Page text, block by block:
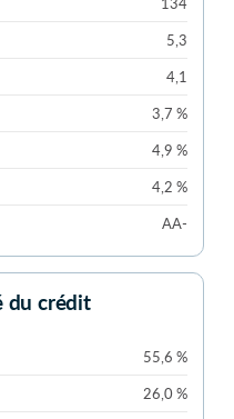
5,3
4,1
3,7 %
4,9 %
4,2 %
AA-
du crédit
55,6 %
26,0 %